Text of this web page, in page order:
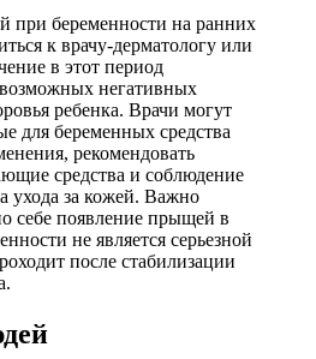
при беременности на ранних
к врачу-дерматологу или
в этот период
негативных
ребенка. Врачи могут
для беременных средства
рекомендовать
средства и соблюдение
ухода за кожей. Важно
себе появление прыщей в
не является серьезной
после стабилизации